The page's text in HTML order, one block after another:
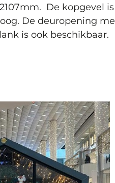
De kopgevel is
De deuropening
is ook beschikbaar.